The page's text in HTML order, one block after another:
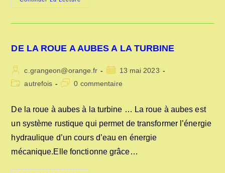
HISTOIRE
DE LA ROUE A AUBES A LA TURBINE
Auteur/autrice
de
c.grangeon@orange.fr
Publication
publiée :
13 mai 2023
Postautrefois
Commentaires
publication :
0 commentaire
De la roue à aubes à la turbine … La roue à aubes est
un système rustique qui permet de transformer l’énergie
hydraulique d’un cours d’eau en énergie
mécanique.Elle fonctionne grâce…